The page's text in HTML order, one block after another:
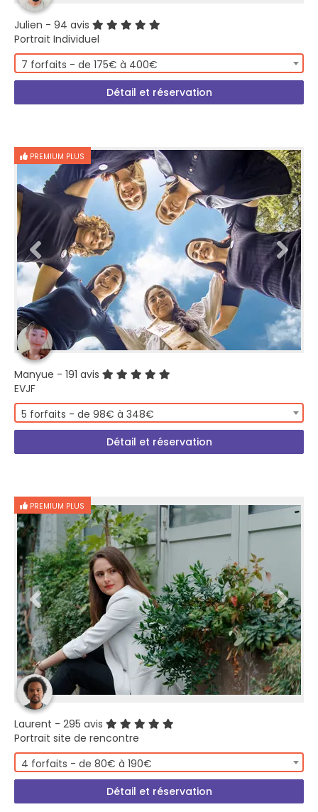
Julien - 94 avis
Portrait Individuel
7 forfaits - de 175€ à 400€
Détail et réservation
PREMIUM PLUS
Manyue - 191 avis
EVJF
5 forfaits - de 98€ à 348€
Détail et réservation
PREMIUM PLUS
Laurent - 295 avis
Portrait site de rencontre
4 forfaits - de 80€ à 190€
Détail et réservation